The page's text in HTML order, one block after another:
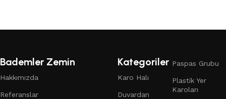
Bademler Zemin
Hakkımızda
Referanslar
Kategoriler
Karo Halı
Duvardan
Paspas Grubu
Plastik Yer
Karoları